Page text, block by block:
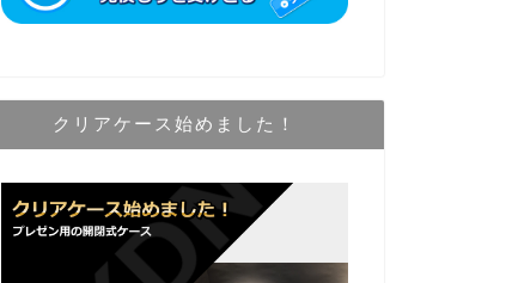
クリアケース始めました！